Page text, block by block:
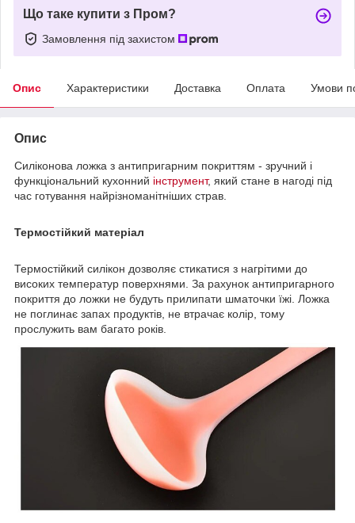
Що таке купити з Пром?
Замовлення під захистом
Опис Характеристики Доставка Оплата Умови
Опис
Силіконова ложка з антипригарним покриттям - зручний і
функціональний кухонний інструмент, який стане в нагоді під
час готування найрізноманітніших страв.
Термостійкий матеріал
Термостійкий силікон дозволяє стикатися з нагрітими до
високих температур поверхнями. За рахунок антипригарного
покриття до ложки не будуть прилипати шматочки їжі. Ложка
не поглинає запах продуктів, не втрачає колір, тому
прослужить вам багато років.